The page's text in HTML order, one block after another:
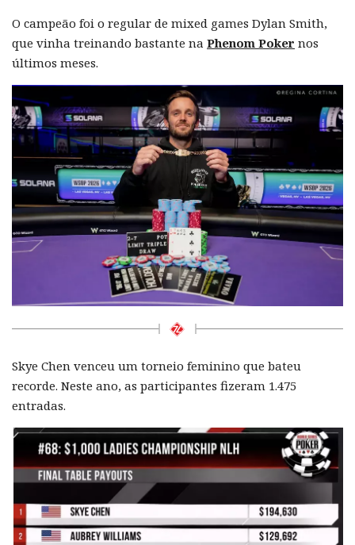
O campeão foi o regular de mixed games Dylan Smith,
que vinha treinando bastante na Phenom Poker nos
últimos meses.
Skye Chen venceu um torneio feminino que bateu
recorde. Neste ano, as participantes fizeram 1.475
entradas.